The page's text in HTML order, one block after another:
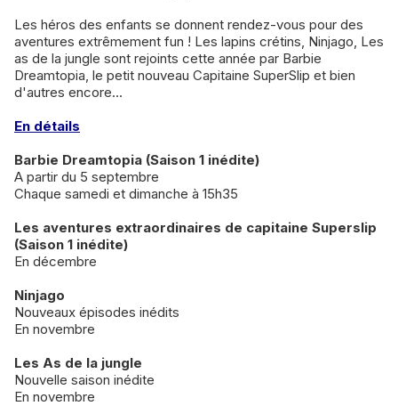
Les héros des enfants se donnent rendez-vous pour des
aventures extrêmement fun ! Les lapins crétins, Ninjago, Les
as de la jungle sont rejoints cette année par Barbie
Dreamtopia, le petit nouveau Capitaine SuperSlip et bien
d'autres encore...
En détails
Barbie Dreamtopia (Saison 1 inédite)
A partir du 5 septembre
Chaque samedi et dimanche à 15h35
Les aventures extraordinaires de capitaine Superslip
(Saison 1 inédite)
En décembre
Ninjago
Nouveaux épisodes inédits
En novembre
Les As de la jungle
Nouvelle saison inédite
En novembre